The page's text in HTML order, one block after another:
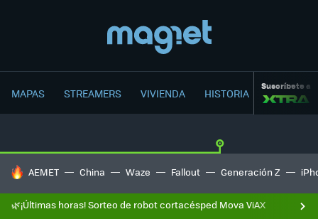
MAPAS STREAMERS VIVIENDA HISTORIA Suscríbete a
HOY SE HABLA DE
AEMET China Waze Fallout Generación Z
🌿¡Últimas horas! Sorteo de robot cortacésped Mova ViAX